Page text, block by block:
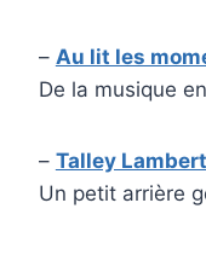
– Au lit les
De la musique
– Talley Lambert
Un petit arrière